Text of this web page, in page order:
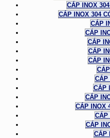
CÁP INOX
CÁP INOX 304
CÁP
CÁP
CÁP
CÁP
CÁP
CÁP
CÁP
CÁP
CÁP INOX
CÁP
CÁP
CÁP